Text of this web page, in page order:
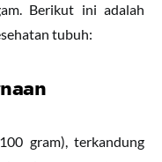
Berikut ini adalah
tubuh:
gram), terkandung